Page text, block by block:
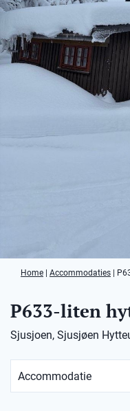
Home Accommodaties
P633-liten
Sjusjoen, Sjusjøen